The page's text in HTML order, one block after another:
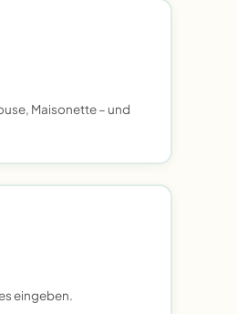
Maisonette – und
eingeben.